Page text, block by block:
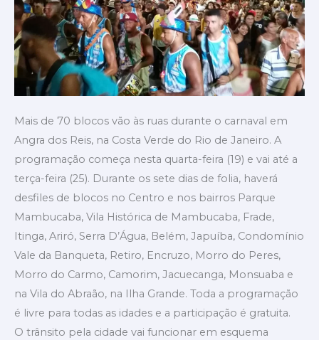
Mais de 70 blocos vão às ruas durante o carnaval em
Angra dos Reis, na Costa Verde do Rio de Janeiro. A
programação começa nesta quarta-feira (19) e vai até a
terça-feira (25). Durante os sete dias de folia, haverá
desfiles de blocos no Centro e nos bairros Parque
Mambucaba, Vila Histórica de Mambucaba, Frade,
Itinga, Ariró, Serra D’Água, Belém, Japuíba, Condomínio
Vale da Banqueta, Retiro, Encruzo, Morro do Peres,
Morro do Carmo, Camorim, Jacuecanga, Monsuaba e
na Vila do Abraão, na Ilha Grande. Toda a programação
é livre para todas as idades e a participação é gratuita.
O trânsito pela cidade vai funcionar em esquema
carnaval
em
Angra
dos
Reis